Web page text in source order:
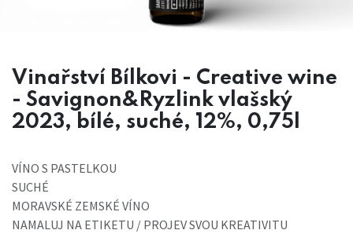
Vinařství Bílkovi - Creative wine
- Savignon&Ryzlink vlašský
2023, bílé, suché, 12%, 0,75l
VÍNO S PASTELKOU
SUCHÉ
MORAVSKÉ ZEMSKÉ VÍNO
NAMALUJ NA ETIKETU / PROJEV SVOU KREATIVITU